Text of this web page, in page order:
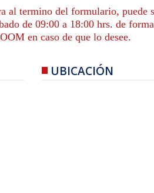
al termino del formulario, puede
de 09:00 a 18:00 hrs. de
en caso de que lo desee.
UBICACIÓN